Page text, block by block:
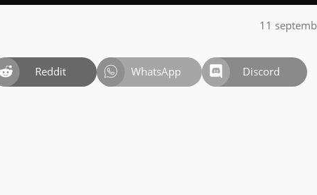
11
Reddit WhatsApp Discord